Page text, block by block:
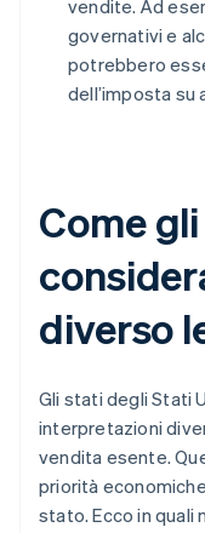
vendite. Ad
governativi e
potrebbero
dell’imposta su
Come
diverso
Gli stati degli Stati
interpretazioni
vendita esente.
priorità
stato. Ecco in